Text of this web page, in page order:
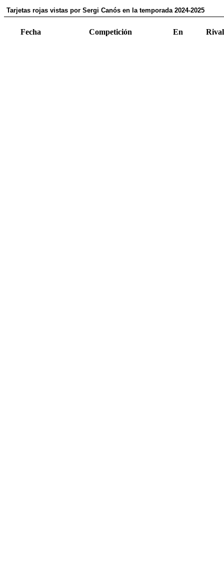
Tarjetas rojas vistas por Sergi Canós en la temporada 2024-2025
Fecha Competición En Rival